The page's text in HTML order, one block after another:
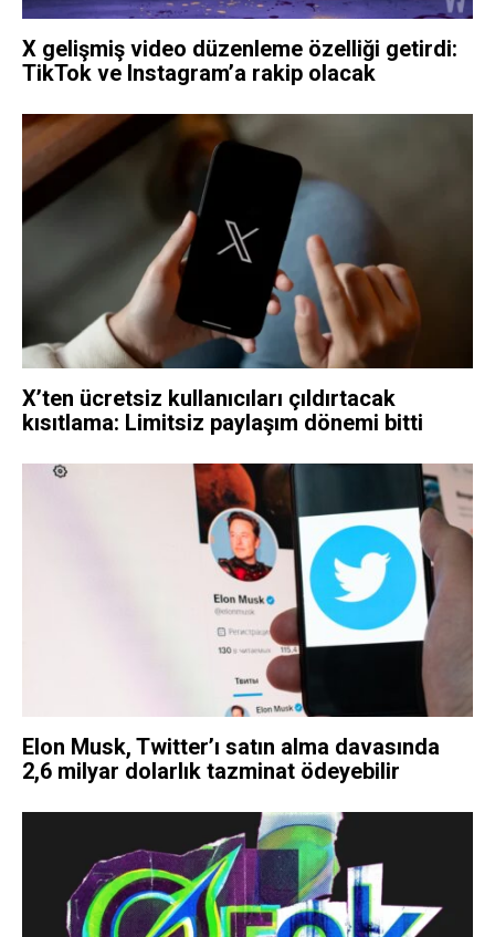
X gelişmiş video düzenleme özelliği getirdi:
TikTok ve Instagram’a rakip olacak
X’ten ücretsiz kullanıcıları çıldırtacak
kısıtlama: Limitsiz paylaşım dönemi bitti
Elon Musk, Twitter’ı satın alma davasında
2,6 milyar dolarlık tazminat ödeyebilir